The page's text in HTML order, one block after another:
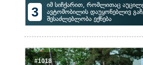
3
იმ სიჩქარით, რომლითაც
ავტომობილის დაუყონებლივ
შესაძლებლობა ექნება
#1018